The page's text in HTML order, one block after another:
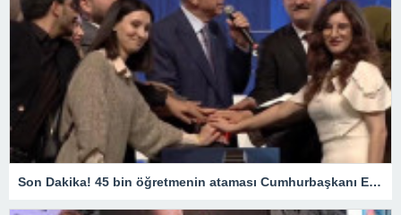
Son Dakika! 45 bin öğretmenin ataması Cumhurbaşkanı Erdoğan’ın katıldığı törenle gerçekleşti